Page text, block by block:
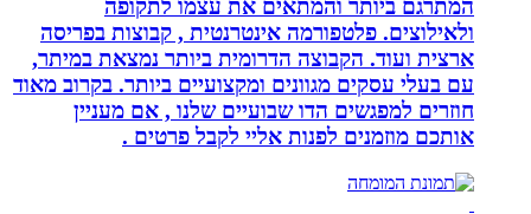
המתרגם ביותר והמתאים את עצמו לתקופה
ולאילוצים. פלטפורמה אינטרנטית , קבוצות בפריסה
ארצית ועוד. הקבוצה הדרומית ביותר נמצאת במיתר,
עם בעלי עסקים מגוונים ומקצועיים ביותר. בקרוב מאוד
חוזרים למפגשים הדו שבועיים שלנו , אם מעניין
אותכם מוזמנים לפנות אליי לקבל פרטים .